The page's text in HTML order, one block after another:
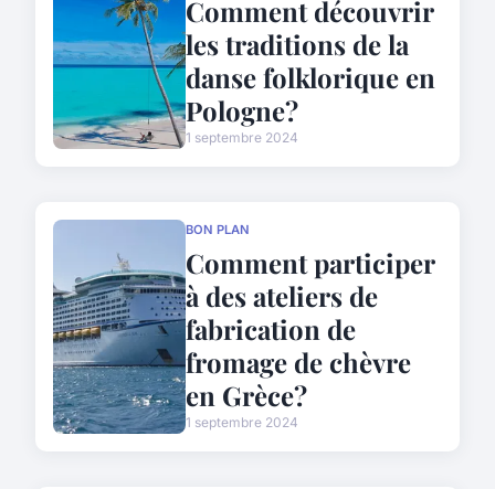
Comment découvrir
les traditions de la
danse folklorique en
Pologne?
1 septembre 2024
BON PLAN
Comment participer
à des ateliers de
fabrication de
fromage de chèvre
en Grèce?
1 septembre 2024